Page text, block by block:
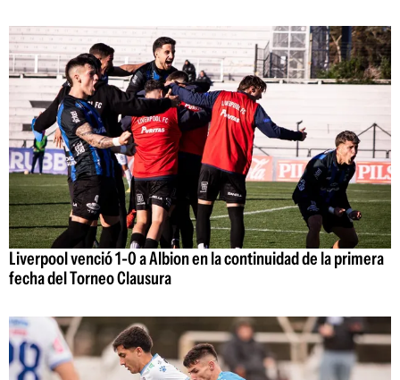
Liverpool venció 1-0 a Albion en la continuidad de la primera
fecha del Torneo Clausura